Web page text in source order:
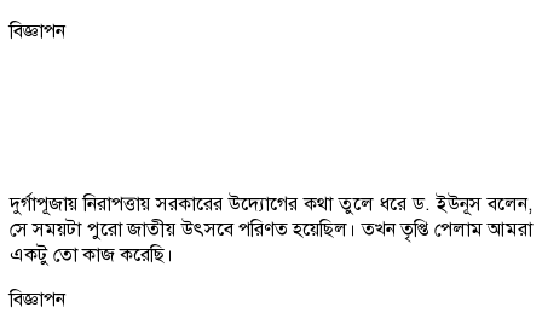
বিজ্ঞাপন
দুর্গাপূজায় নিরাপত্তায় সরকারের উদ্যোগের কথা তুলে ধরে ড. ইউনূস বলেন,
সে সময়টা পুরো জাতীয় উৎসবে পরিণত হয়েছিল। তখন তৃপ্তি পেলাম আমরা
একটু তো কাজ করেছি।
বিজ্ঞাপন